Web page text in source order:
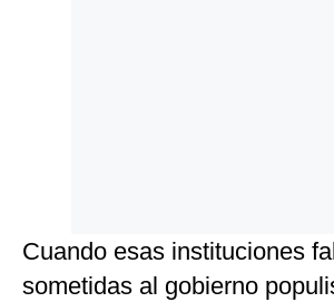
Cuando esas instituciones
sometidas al gobierno